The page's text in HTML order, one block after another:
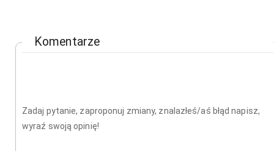
Komentarze
Zadaj pytanie, zaproponuj zmiany, znalazłeś/aś błąd napisz,
wyraź swoją opinię!